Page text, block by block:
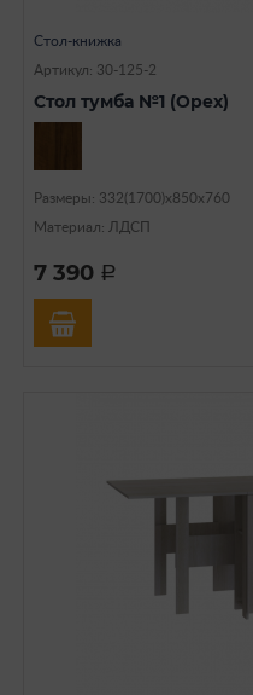
Стол-книжка
Артикул: 30-125-2
Стол тумба №1 (Орех)
Размеры: 332(1700)х850х760
Материал: ЛДСП
7 390 a